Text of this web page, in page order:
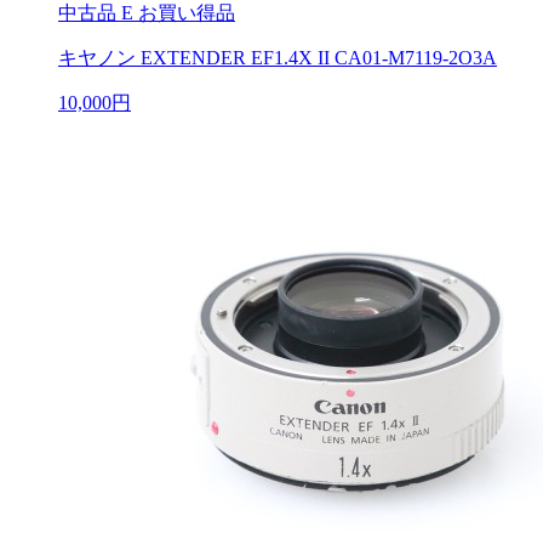
中古品 E お買い得品
キヤノン EXTENDER EF1.4X II CA01-M7119-2O3A
10,000円